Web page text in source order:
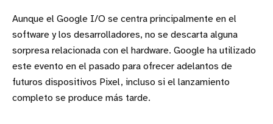
Aunque el Google I/O se centra principalmente en el
software y los desarrolladores, no se descarta alguna
sorpresa relacionada con el hardware. Google ha utilizado
este evento en el pasado para ofrecer adelantos de
futuros dispositivos Pixel, incluso si el lanzamiento
completo se produce más tarde.